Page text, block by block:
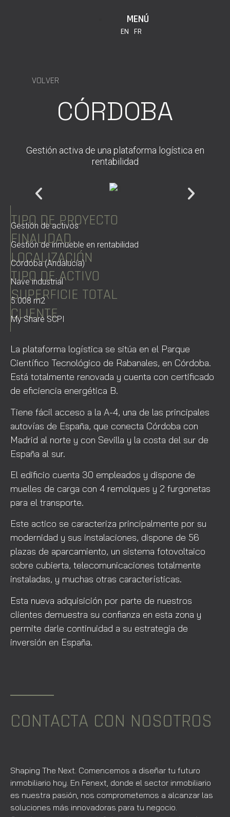
MENÚ
EN FR
VOLVER
CÓRDOBA
Gestión activa de una plataforma logística en
rentabilidad
La plataforma logística se sitúa en el Parque
Científico Tecnológico de Rabanales, en Córdoba.
Está totalmente renovada y cuenta con certificado
de eficiencia energética B.
Tiene fácil acceso a la A-4, una de las principales
autovías de España, que conecta Córdoba con
Madrid al norte y con Sevilla y la costa del sur de
España al sur.
El edificio cuenta 30 empleados y dispone de
muelles de carga con 4 remolques y 2 furgonetas
para el transporte.
Este actico se caracteriza principalmente por su
modernidad y sus instalaciones, dispone de 56
plazas de aparcamiento, un sistema fotovoltaico
sobre cubierta, telecomunicaciones totalmente
instaladas, y muchas otras características.
Esta nueva adquisición por parte de nuestros
clientes demuestra su confianza en esta zona y
permite darle continuidad a su estrategia de
inversión en España.
TIPO DE PROYECTO
Gestión de activos
FINALIDAD
Gestión de inmueble en rentabilidad
LOCALIZACIÓN
Córdoba (Andalucía)
TIPO DE ACTIVO
Nave industrial
SUPERFICIE TOTAL
5.008 m2
CLIENTE
My Share SCPI
CONTACTA CON NOSOTROS
Shaping The Next. Comencemos a diseñar tu futuro
inmobiliario hoy. En Fenext, donde el sector inmobiliario
es nuestra pasión, nos comprometemos a alcanzar las
soluciones más innovadoras para tu negocio.